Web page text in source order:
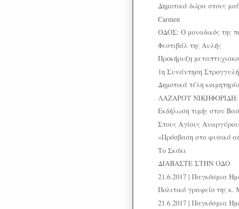
Δημοτικά δώρα στους
Carmen
ΟΔΟΣ: Ο μοναδικός της
Φεστιβάλ της Αυλής
Προκήρυξη
1η Συνάντηση
Δημοτικά τέλη
ΛΑΖΑΡΟΥ ΝΙΚΗΦΟΡΙΔΗ:
Εκδήλωση τιμής στον
Στους Αγίους
«Πρόσβαση στο φυσικό
Το Σκάκι
ΔΙΑΒΑΣΤΕ ΣΤΗΝ ΟΔΟ
21.6.2017 | Παγκόσμια
Πολιτικό γραφείο της
21.6.2017 | Παγκόσμια